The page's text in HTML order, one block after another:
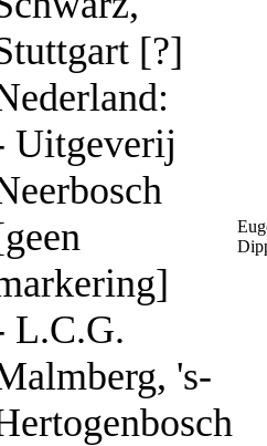
[?]
Uitgeverij
L.C.G.
's-